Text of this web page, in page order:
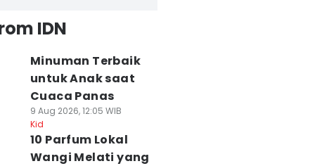
IDN
Minuman Terbaik
untuk Anak saat
Cuaca Panas
9 Aug 2026, 12:05 WIB
Kid
10 Parfum Lokal
Wangi Melati yang